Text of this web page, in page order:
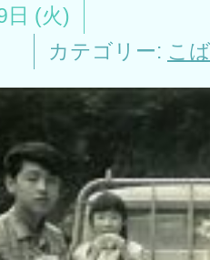
日 (火)
カテゴリー: こ